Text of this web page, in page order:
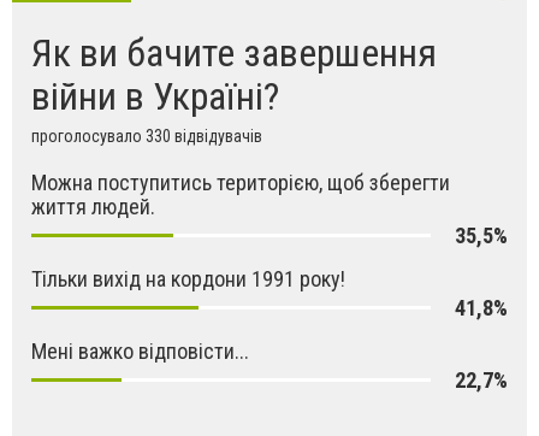
Як ви бачите завершення
війни в Україні?
проголосувало 330 відвідувачів
Можна поступитись територією, щоб зберегти
життя людей.
35,5%
Тільки вихід на кордони 1991 року!
41,8%
Мені важко відповісти...
22,7%